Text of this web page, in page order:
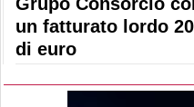
un fatturato lordo
di euro